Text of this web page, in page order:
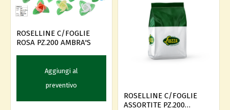
ROSELLINE C/FOGLIE
ROSA PZ.200 AMBRA'S
Aggiungi al
preventivo
ROSELLINE C/FOGLIE
ASSORTITE PZ.200